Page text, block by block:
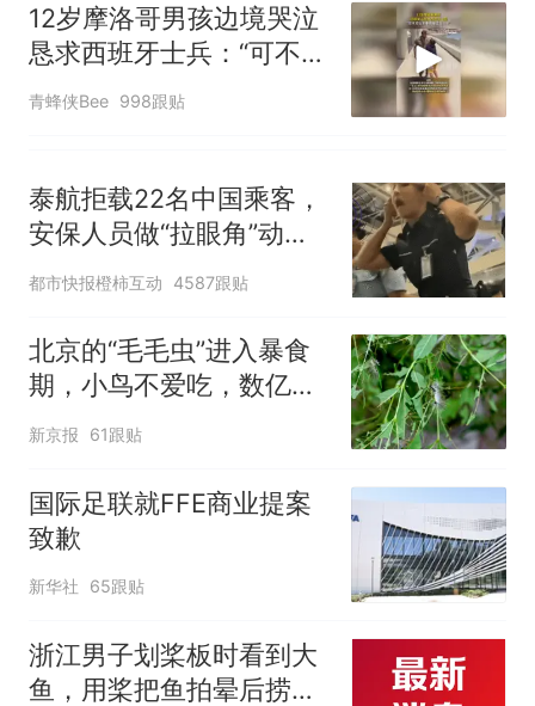
12岁摩洛哥男孩边境哭泣
恳求西班牙士兵：“可不可
以不要把我遣返回国”
青蜂侠Bee 998跟贴
泰航拒载22名中国乘客，
安保人员做“拉眼角”动
作，泰国机场最新回应：
出；亲历者：曾承诺免费
改签但没兑现
都市快报橙柿互动 4587跟贴
北京的“毛毛虫”进入暴食
期，小鸟不爱吃，数亿头
小蜂迎战
新京报 61跟贴
国际足联就FFE商业提案
致歉
新华社 65跟贴
浙江男子划桨板时看到大
鱼，用桨把鱼拍晕后捞